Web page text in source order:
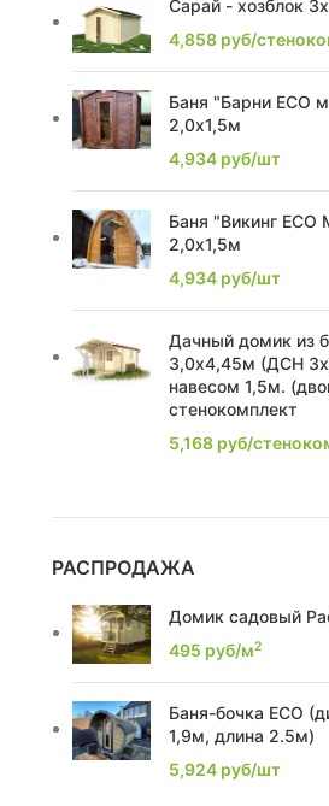
2,28
2,4
2,17
2,2
2,74
2,22
2,86
2,16
2.1
Сарай - хозблок
4,858 руб/
Баня "Барни ECO
2,0х1,5м
4,934 руб/шт
Баня "Викинг ECO
2,0х1,5м
4,934 руб/шт
Дачный домик из
3,0х4,45м (ДСН
навесом 1,5м.
стенокомплект
5,168 руб/
РАСПРОДАЖА
Домик садовый
495 руб/м2
Баня-бочка ECO
1,9м, длина 2.5м)
5,924 руб/шт